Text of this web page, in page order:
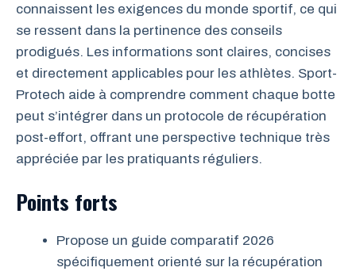
connaissent les exigences du monde sportif, ce qui
se ressent dans la pertinence des conseils
prodigués. Les informations sont claires, concises
et directement applicables pour les athlètes. Sport-
Protech aide à comprendre comment chaque botte
peut s’intégrer dans un protocole de récupération
post-effort, offrant une perspective technique très
appréciée par les pratiquants réguliers.
Points forts
Propose un guide comparatif 2026
spécifiquement orienté sur la récupération